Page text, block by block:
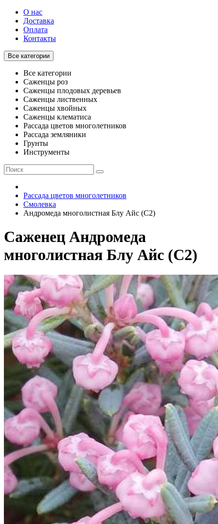
О нас
Доставка
Оплата
Контакты
Все категории
Все категории
Саженцы роз
Саженцы плодовых деревьев
Саженцы лиственных
Саженцы хвойных
Саженцы клематиса
Рассада цветов многолетников
Рассада земляники
Грунты
Инструменты
Рассада цветов многолетников
Смолевка
Андромеда многолистная Блу Айс (С2)
Саженец Андромеда
многолистная Блу Айс (С2)